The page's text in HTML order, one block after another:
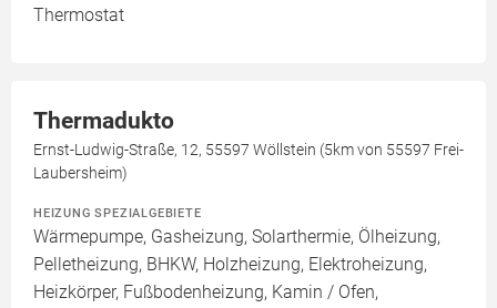
Thermostat
Thermadukto
Ernst-Ludwig-Straße, 12, 55597 Wöllstein (5km von 55597 Frei-
Laubersheim)
HEIZUNG SPEZIALGEBIETE
Wärmepumpe, Gasheizung, Solarthermie, Ölheizung,
Pelletheizung, BHKW, Holzheizung, Elektroheizung,
Heizkörper, Fußbodenheizung, Kamin / Ofen,